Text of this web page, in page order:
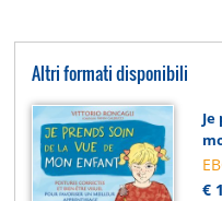
Altri formati disponibili
€